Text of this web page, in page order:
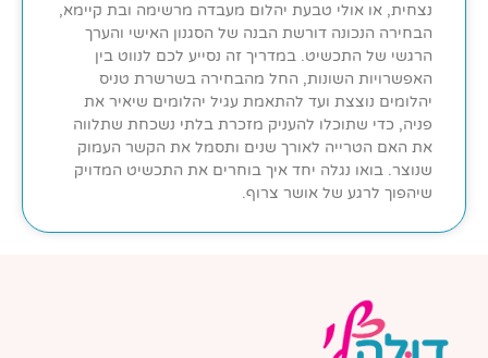
נצחית, או אולי טבעת יהלום מעבדה מרשימה ובת קיימא,
הבחירה הנכונה דורשת הבנה של הסגנון האישי והערך
הרגשי של התכשיט. במדריך זה נסייע לכם לנווט בין
האפשרויות השונות, החל מהבחירה בשרשרת טניס
יהלומים נוצצת ועד להתאמת עגיל יהלומים שיאיר את
פניה, כדי שתוכלו להעניק מזכרת בלתי נשכחת שתלווה
את האם הטרייה לאורך שנים ותסמל את הקשר העמוק
שנוצר. בואו נגלה יחד איך בוחרים את התכשיט המדויק
שיהפוך לרגע של אושר צרוף.